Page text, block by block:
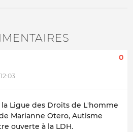
0
Ligue des Droits de L'homme
Marianne Otero, Autisme
ouverte à la LDH.